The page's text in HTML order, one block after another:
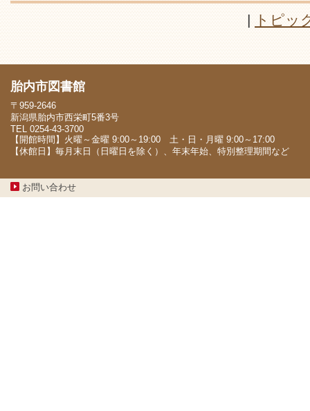
| トピッ
胎内市図書館
〒959-2646
新潟県胎内市西栄町5番3号
TEL 0254-43-3700
【開館時間】火曜～金曜 9:00～19:00 土・日・月曜 9:00～17:00
【休館日】毎月末日（日曜日を除く）、年末年始、特別整理期間など
お問い合わせ